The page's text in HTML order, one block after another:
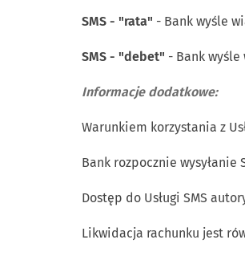
SMS - "rata" - Bank wyśle
SMS - "debet" - Bank
Informacje dodatkowe:
Warunkiem korzystania z
Bank rozpocznie
Dostęp do Usługi SMS
Likwidacja rachunku jest